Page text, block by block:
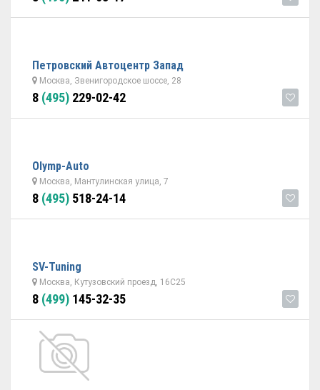
Петровский Автоцентр Запад
Москва, Звенигородское шоссе, 28
8 (495) 229-02-42
Olymp-Auto
Москва, Мантулинская улица, 7
8 (495) 518-24-14
SV-Tuning
Москва, Кутузовский проезд, 16С25
8 (499) 145-32-35